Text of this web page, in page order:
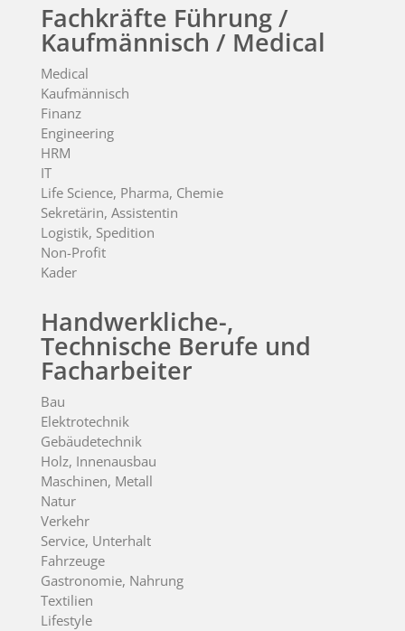
Fachkräfte Führung /
Kaufmännisch / Medical
Medical
Kaufmännisch
Finanz
Engineering
HRM
IT
Life Science, Pharma, Chemie
Sekretärin, Assistentin
Logistik, Spedition
Non-Profit
Kader
Handwerkliche-,
Technische Berufe und
Facharbeiter
Bau
Elektrotechnik
Gebäudetechnik
Holz, Innenausbau
Maschinen, Metall
Natur
Verkehr
Service, Unterhalt
Fahrzeuge
Gastronomie, Nahrung
Textilien
Lifestyle